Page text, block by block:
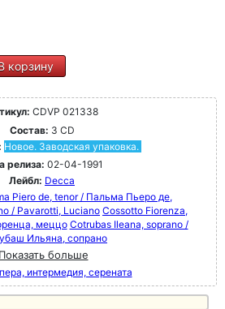
корзину
CDVP 021338
Состав: 3 CD
Новое. Заводская упаковка.
релиза: 02-04-1991
Лейбл: Decca
Piero de, tenor / Пальма Пьеро де,
/ Pavarotti, Luciano Cossotto Fiorenza,
меццо Cotrubas Ileana, soprano /
Ильяна, сопрано
Показать больше
интермедия, серената